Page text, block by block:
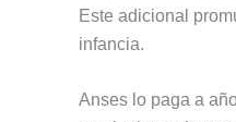
Este adicional
infancia.
Anses lo paga a